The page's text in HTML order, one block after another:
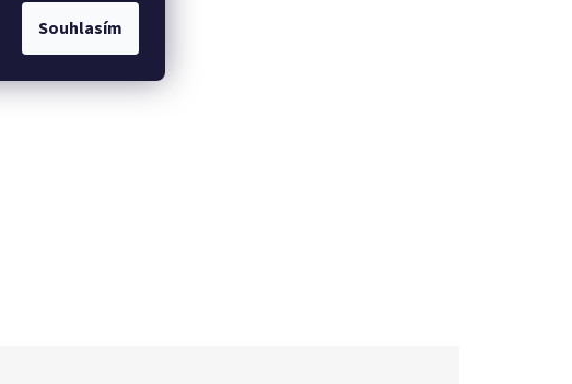
Souhlasím